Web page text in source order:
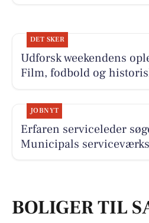
DET SKER
Udforsk weekendens
Film, fodbold og
JOBNYT
Erfaren serviceleder
Municipals
BOLIGER TIL